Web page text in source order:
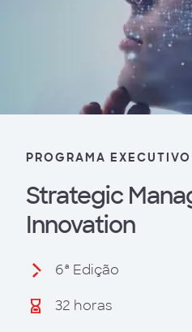
PROGRAMA EXECUTIVO
Strategic
Innovation
6ª Edição
32 horas